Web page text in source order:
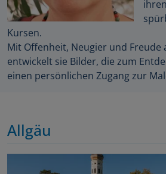
Kursen.
Mit Offenheit, Neugier und Freude
entwickelt sie Bilder, die zum
einen persönlichen Zugang zur
Allgäu